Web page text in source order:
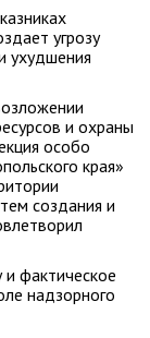
угрозу
ухудшения
и охраны
особо
края»
создания и
фактическое
надзорного